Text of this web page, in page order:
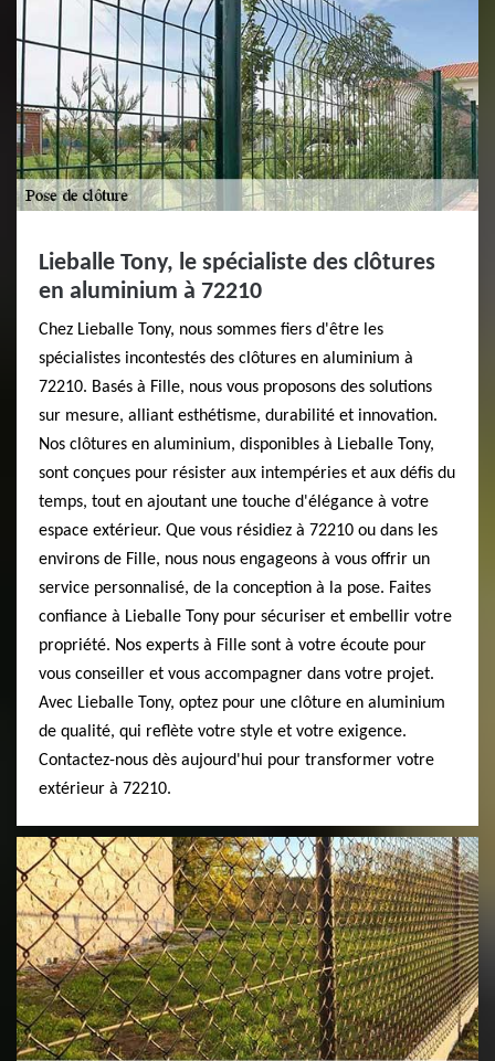
Lieballe Tony, le spécialiste des clôtures
en aluminium à 72210
Chez Lieballe Tony, nous sommes fiers d'être les
spécialistes incontestés des clôtures en aluminium à
72210. Basés à Fille, nous vous proposons des solutions
sur mesure, alliant esthétisme, durabilité et innovation.
Nos clôtures en aluminium, disponibles à Lieballe Tony,
sont conçues pour résister aux intempéries et aux défis du
temps, tout en ajoutant une touche d'élégance à votre
espace extérieur. Que vous résidiez à 72210 ou dans les
environs de Fille, nous nous engageons à vous offrir un
service personnalisé, de la conception à la pose. Faites
confiance à Lieballe Tony pour sécuriser et embellir votre
propriété. Nos experts à Fille sont à votre écoute pour
vous conseiller et vous accompagner dans votre projet.
Avec Lieballe Tony, optez pour une clôture en aluminium
de qualité, qui reflète votre style et votre exigence.
Contactez-nous dès aujourd'hui pour transformer votre
extérieur à 72210.